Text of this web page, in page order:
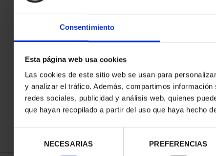
Consentimiento
Esta página web usa cookies
Las cookies de este sitio web se usan para
y analizar el tráfico. Además, compartimos
redes sociales, publicidad y análisis web, quienes
que hayan recopilado a partir del uso que haya hecho
NECESARIAS PREFERENCIAS
(2023) CINCUENTÍN
610,00 €